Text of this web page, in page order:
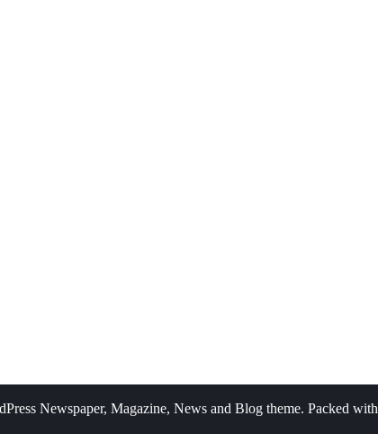
Newspaper, Magazine, News and Blog theme. Packed